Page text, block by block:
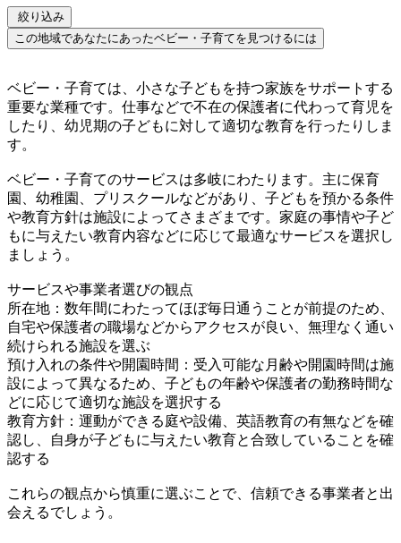
絞り込み
この地域であなたにあったベビー・子育てを見つけるには
ベビー・子育ては、小さな子どもを持つ家族をサポートする
重要な業種です。仕事などで不在の保護者に代わって育児を
したり、幼児期の子どもに対して適切な教育を行ったりしま
す。
ベビー・子育てのサービスは多岐にわたります。主に保育
園、幼稚園、プリスクールなどがあり、子どもを預かる条件
や教育方針は施設によってさまざまです。家庭の事情や子ど
もに与えたい教育内容などに応じて最適なサービスを選択し
ましょう。
サービスや事業者選びの観点
所在地：数年間にわたってほぼ毎日通うことが前提のため、
自宅や保護者の職場などからアクセスが良い、無理なく通い
続けられる施設を選ぶ
預け入れの条件や開園時間：受入可能な月齢や開園時間は施
設によって異なるため、子どもの年齢や保護者の勤務時間な
どに応じて適切な施設を選択する
教育方針：運動ができる庭や設備、英語教育の有無などを確
認し、自身が子どもに与えたい教育と合致していることを確
認する
これらの観点から慎重に選ぶことで、信頼できる事業者と出
会えるでしょう。